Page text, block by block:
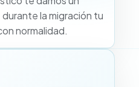
la migración tu
normalidad.